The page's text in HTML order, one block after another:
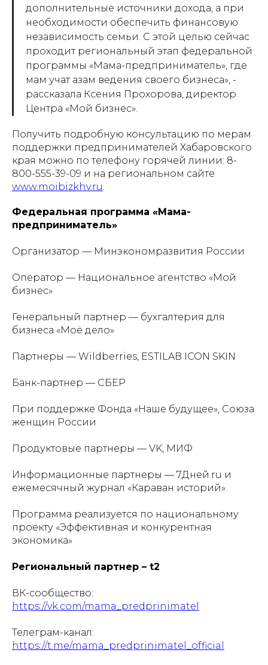
дополнительные источники дохода, а при
необходимости обеспечить финансовую
независимость семьи. С этой целью сейчас
проходит региональный этап федеральной
программы «Мама-предприниматель», где
мам учат азам ведения своего бизнеса», -
рассказала Ксения Прохорова, директор
Центра «Мой бизнес».
Получить подробную консультацию по мерам
поддержки предпринимателей Хабаровского
края можно по телефону горячей линии: 8-
800-555-39-09 и на региональном сайте
www.moibizkhv.ru
Федеральная программа «Мама-
предприниматель»
Организатор — Минэкономразвития России
Оператор — Национальное агентство «Мой
бизнес»
Генеральный партнер — бухгалтерия для
бизнеса «Моё дело»
Партнеры — Wildberries, ESTILAB ICON SKIN
Банк-партнер — СБЕР
При поддержке Фонда «Наше будущее», Союза
женщин России
Продуктовые партнеры — VK, МИФ
Информационные партнеры — 7Дней.ru и
ежемесячный журнал «Караван историй».
Программа реализуется по национальному
проекту «Эффективная и конкурентная
экономика»
Региональный партнер – t2
ВК-сообщество:
https://vk.com/mama_predprinimatel
Телеграм-канал:
https://t.me/mama_predprinimatel_official